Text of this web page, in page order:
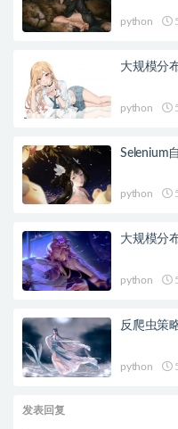
python
大规模分
python
Selenium
python
大规模分
python
反爬虫策
python
发表回复